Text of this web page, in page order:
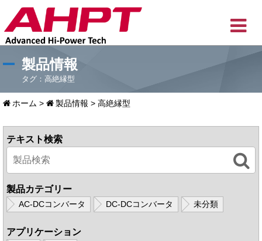
製品情報
タグ：高絶縁型
ホーム > 製品情報 > 高絶縁型
テキスト検索
製品カテゴリー
AC-DCコンバータ DC-DCコンバータ 未分類
アプリケーション